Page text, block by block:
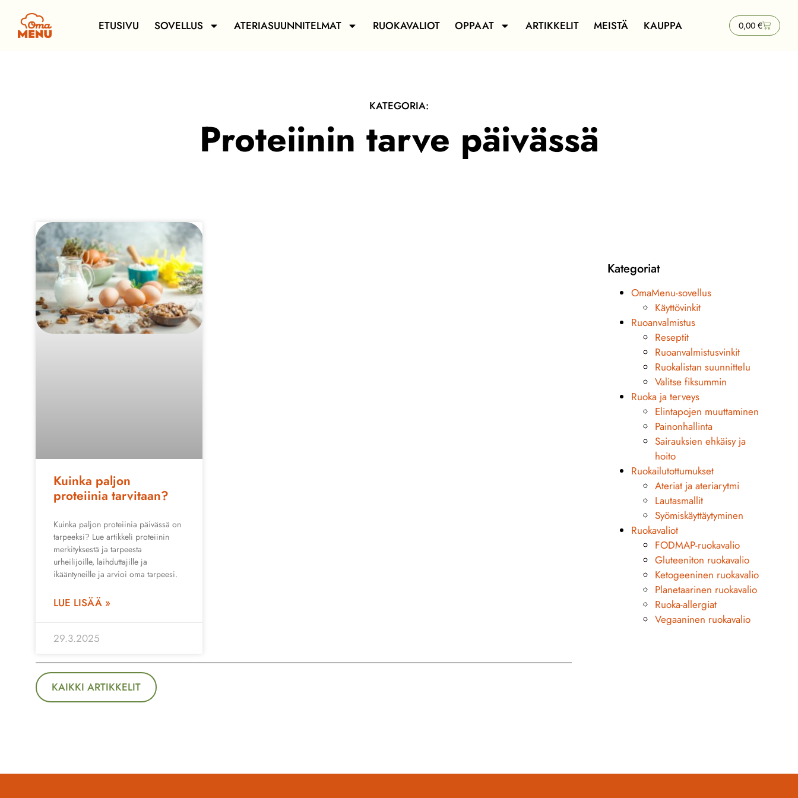
ETUSIVU SOVELLUS ATERIASUUNNITELMAT RUOKAVALIOT OPPAAT ARTIKKELIT MEISTÄ KAUPPA 0,00 €
KATEGORIA:
Proteiinin tarve päivässä
Kuinka paljon
proteiinia tarvitaan?
Kuinka paljon proteiinia päivässä on
tarpeeksi? Lue artikkeli proteiinin
merkityksestä ja tarpeesta
urheilijoille, laihduttajille ja
ikääntyneille ja arvioi oma tarpeesi.
LUE LISÄÄ »
29.3.2025
KAIKKI ARTIKKELIT
Kategoriat
OmaMenu-sovellus
Käyttövinkit
Ruoanvalmistus
Reseptit
Ruoanvalmistusvinkit
Ruokalistan suunnittelu
Valitse fiksummin
Ruoka ja terveys
Elintapojen muuttaminen
Painonhallinta
Sairauksien ehkäisy ja
hoito
Ruokailutottumukset
Ateriat ja ateriarytmi
Lautasmallit
Syömiskäyttäytyminen
Ruokavaliot
FODMAP-ruokavalio
Gluteeniton ruokavalio
Ketogeeninen ruokavalio
Planetaarinen ruokavalio
Ruoka-allergiat
Vegaaninen ruokavalio